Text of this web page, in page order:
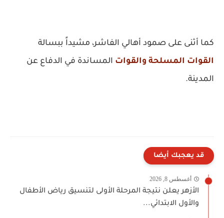
كما أثنى على صمود أهالي الفاشر، مشيداً ببسالة
القوات المسلحة والقوات المساندة في الدفاع عن
المدينة.
قد يعجبك أيضا
أغسطس 8, 2026
الأزهر يعلن نتيجة المرحلة الأولى لتنسيق رياض الأطفال
والأول الابتدائي...